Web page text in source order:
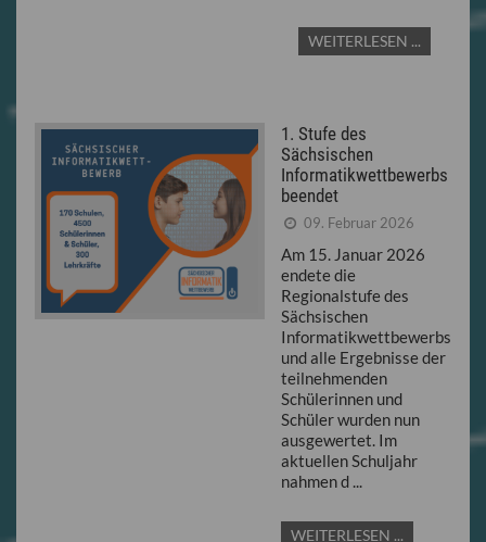
WEITERLESEN ...
1. Stufe des
Sächsischen
Informatikwettbewerbs
beendet
09. Februar 2026
Am 15. Januar 2026
endete die
Regionalstufe des
Sächsischen
Informatikwettbewerbs
und alle Ergebnisse der
teilnehmenden
Schülerinnen und
Schüler wurden nun
ausgewertet. Im
aktuellen Schuljahr
nahmen d ...
WEITERLESEN ...